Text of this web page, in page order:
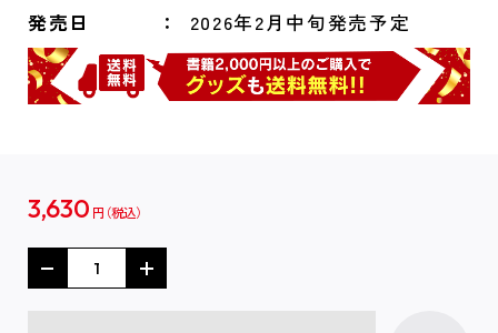
発売日
2026年2月中旬発売予定
3,630 円